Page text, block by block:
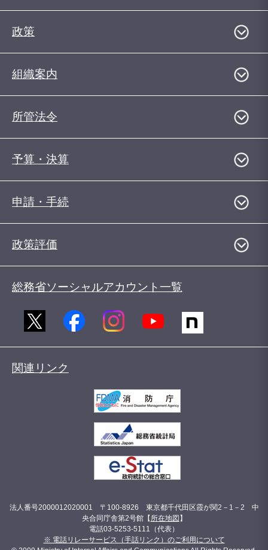
政策
組織案内
所管法令
予算・決算
申請・手続
政策評価
総務省ソーシャルアカウント一覧
関連リンク
法人番号2000012020001 〒100-8926 東京都千代田区霞が関2－1－2 中
央合同庁舎第2号館【 所在地図 】
電話03-5253-5111（代表）
※ 電話リレーサービス（手話リンク）のご利用について